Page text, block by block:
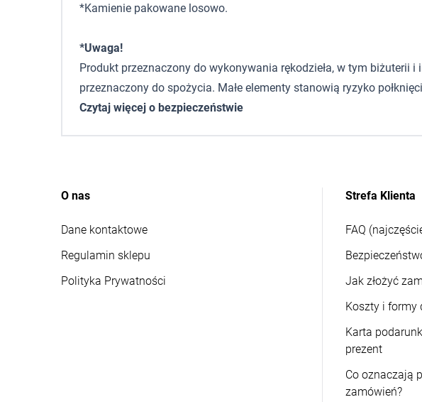
*Kamienie pakowane losowo.
*Uwaga!
Produkt przeznaczony do wykonywania rękodzieła, w tym biżuterii
przeznaczony do spożycia. Małe elementy stanowią ryzyko
Czytaj więcej o bezpieczeństwie
O nas
Dane kontaktowe
Regulamin sklepu
Polityka Prywatności
Strefa Klienta
FAQ
Jak złożyć
Koszty i formy
Karta
prezent
Co oznaczają
zamówień?